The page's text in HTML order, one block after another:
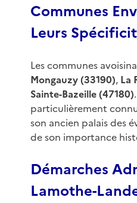
Communes
Leurs
Les communes
Mongauzy (33190), La
Sainte-Bazeille (47180)
particulièrement
son ancien palais des
de son importance
Démarches
Lamothe-